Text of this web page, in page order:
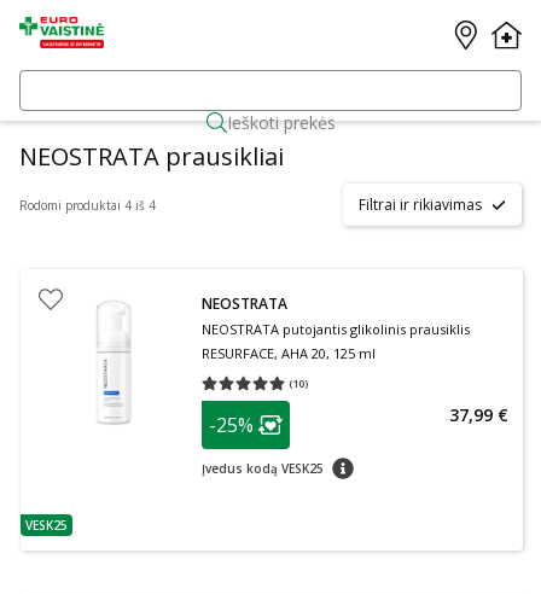
Ieškoti prekės
NEOSTRATA prausikliai
Rodomi produktai 4 iš 4 Filtrai ir rikiavimas
patarimas
VESK25
NEOSTRATA
NEOSTRATA putojantis glikolinis prausiklis
RESURFACE, AHA 20, 125 ml
(10)
Vidutinis įvertinimas 5.00
patarimas
Lojalumo klubo narių nuolaida
-25%
Įvedus kodą VESK25 patarimas
37,99 €